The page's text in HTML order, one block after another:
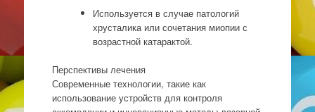
Используется в случае патологий
хрусталика или сочетания миопии с
возрастной катарактой.
Перспективы лечения
Современные технологии, такие как
использование устройств для контроля